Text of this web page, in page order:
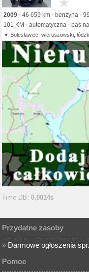
2009 46 659 km benzyna
101 KM
automatyczna pas
Bolesławiec, wieruszowski,
Time DB:0.0014s
Przydatne zasoby
» Darmowe ogłoszenia
Pomoc